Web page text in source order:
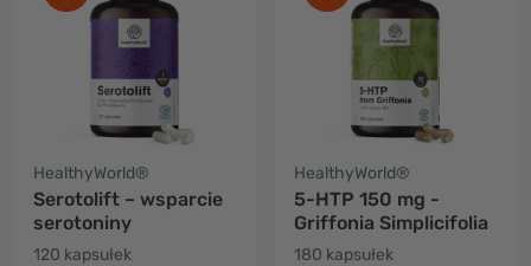
HealthyWorld®
Serotolift – wsparcie
serotoniny
120 kapsułek
HealthyWorld®
5-HTP 150 mg -
Griffonia Simplicifolia
180 kapsułek